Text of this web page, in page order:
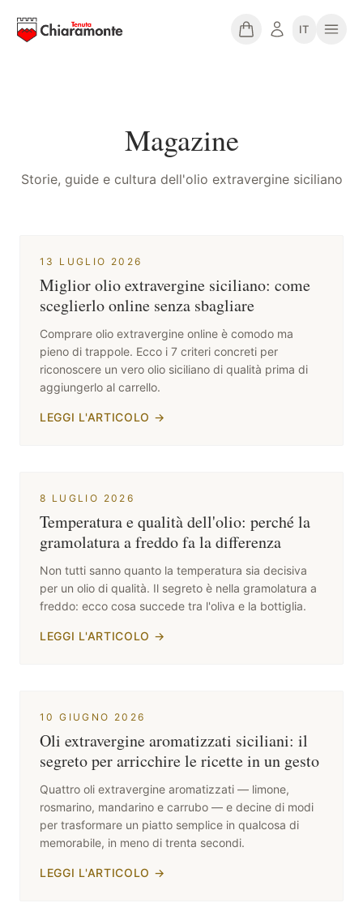
IT
Magazine
Storie, guide e cultura dell'olio extravergine siciliano
13 LUGLIO 2026
Miglior olio extravergine siciliano: come
sceglierlo online senza sbagliare
Comprare olio extravergine online è comodo ma
pieno di trappole. Ecco i 7 criteri concreti per
riconoscere un vero olio siciliano di qualità prima di
aggiungerlo al carrello.
LEGGI L'ARTICOLO →
8 LUGLIO 2026
Temperatura e qualità dell'olio: perché la
gramolatura a freddo fa la differenza
Non tutti sanno quanto la temperatura sia decisiva
per un olio di qualità. Il segreto è nella gramolatura a
freddo: ecco cosa succede tra l'oliva e la bottiglia.
LEGGI L'ARTICOLO →
10 GIUGNO 2026
Oli extravergine aromatizzati siciliani: il
segreto per arricchire le ricette in un gesto
Quattro oli extravergine aromatizzati — limone,
rosmarino, mandarino e carrubo — e decine di modi
per trasformare un piatto semplice in qualcosa di
memorabile, in meno di trenta secondi.
LEGGI L'ARTICOLO →